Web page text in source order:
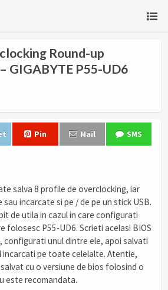
Round-up
GIGABYTE P55-UD6
Pin Mail SMS
salva 8 profile de overclocking, iar
incarcate si pe / de pe un stick USB.
de utila in cazul in care configurati
folosesc P55-UD6. Scrieti acelasi BIOS
configurati unul dintre ele, apoi salvati
incarcati pe toate celelalte. Atentie,
cu o versiune de bios folosind o
este recomandata.